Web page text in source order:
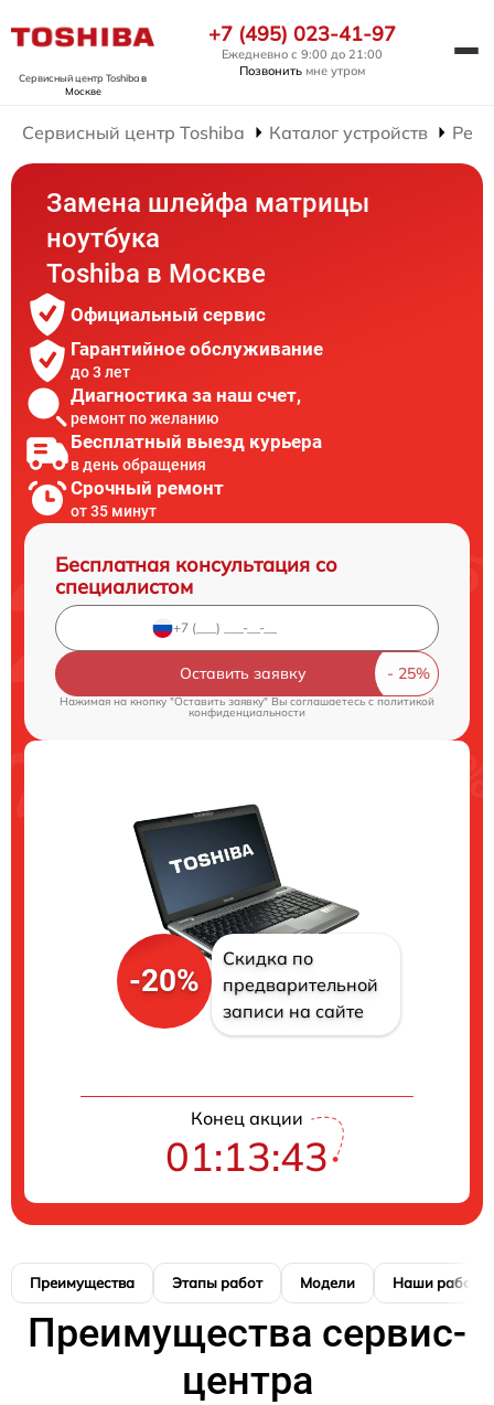
Сервисный центр Toshibaв
Москве
+7 (495) 023-41-97
Ежедневно с 9:00 до 21:00
Позвонить мне утром
Сервисный центр Toshiba Каталог устройств
Замена шлейфа матрицы
ноутбука
Toshiba в Москве
Официальный сервис
Гарантийное обслуживание
до 3 лет
Диагностика за наш счет,
ремонт по желанию
Бесплатный выезд курьера
в день обращения
Срочный ремонт
от 35 минут
Бесплатная консультация со
специалистом
Оставить заявку
Нажимая на кнопку "Оставить заявку" Вы соглашаетесь cполитикой
конфиденциальности
-20%
Скидка по
предварительной
записи на сайте
Конец акции
01:13:42
Преимущества Этапы работ Модели Наши работы
Преимущества сервис-
центра